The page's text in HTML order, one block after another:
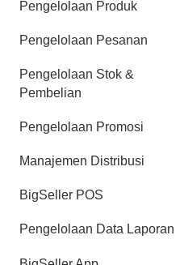
Pengelolaan Produk
Pengelolaan Pesanan
Pengelolaan Stok &
Pembelian
Pengelolaan Promosi
Manajemen Distribusi
BigSeller POS
Pengelolaan Data Laporan